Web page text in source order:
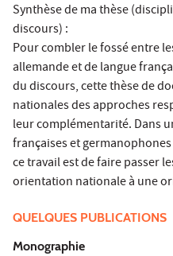
Synthèse de ma thèse
discours) :
Pour combler le fossé entre
allemande et de langue
du discours, cette thèse de
nationales des approches
leur complémentarité. Dans
françaises et
ce travail est de faire passer
orientation nationale à une
QUELQUES PUBLICATIONS
Monographie